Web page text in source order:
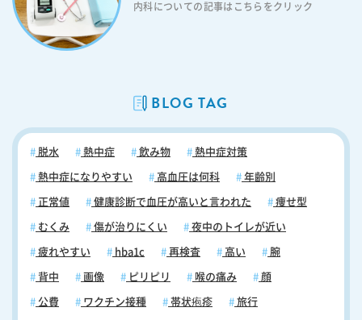
内科についての記事はこちらをクリック
BLOG TAG
脱水 熱中症 飲み物 熱中症対策
熱中症になりやすい 高血圧は何科 年齢別
正常値 健康診断で血圧が高いと言われた 痩せ型
むくみ 傷が治りにくい 夜中のトイレが近い
疲れやすい hba1c 再検査 高い 腕
背中 画像 ピリピリ 喉の痛み 顔
公費 ワクチン接種 帯状疱疹 旅行